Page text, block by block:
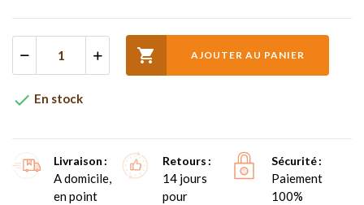
 AJOUTER AU PANIER
 En stock
Livraison
A domicile,
en point
Retours
14 jours
pour
Sécurité
Paiement
100%